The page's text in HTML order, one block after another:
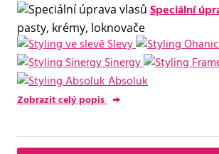
Speciální
pasty, krémy, loknovače
Slevy
Sinergy
Absoluk
Zobrazit celý popis